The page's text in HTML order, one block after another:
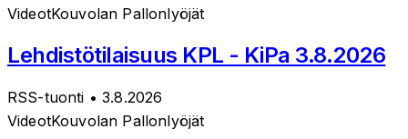
VideotKouvolan Pallonlyöjät
Lehdistötilaisuus KPL - KiPa 3.8.2026
RSS-tuonti • 3.8.2026
VideotKouvolan Pallonlyöjät